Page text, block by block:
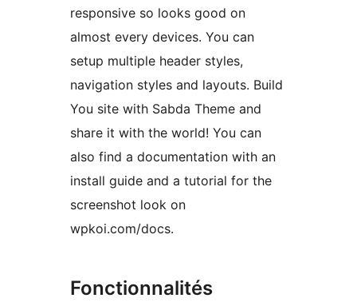
responsive so looks good on
almost every devices. You can
setup multiple header styles,
navigation styles and layouts. Build
You site with Sabda Theme and
share it with the world! You can
also find a documentation with an
install guide and a tutorial for the
screenshot look on
wpkoi.com/docs.
Fonctionnalités